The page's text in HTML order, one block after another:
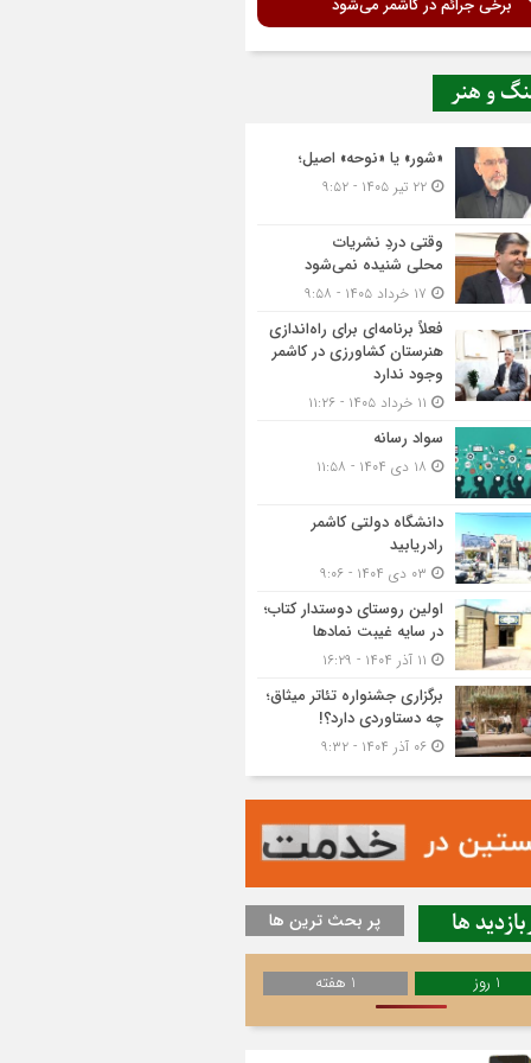
و هنر
«شور» یا «نوحه» اصیل؛
وقتی دردِ نشریات
محلی شنیده نمی‌شود
فعلاً برنامه‌ای برای راه‌اندازی
هنرستان کشاورزی در کاشمر
وجود ندارد
سواد رسانه
دانشگاه دولتی کاشمر‌
رادریابید
اولین روستای دوستدار کتاب؛
در سایه غیبت نمادها
برگزاری جشنواره تئاتر میثاق؛
چه دستاوردی دارد؟!
ها پر بحث ترین ها
1 روز 1 هفته